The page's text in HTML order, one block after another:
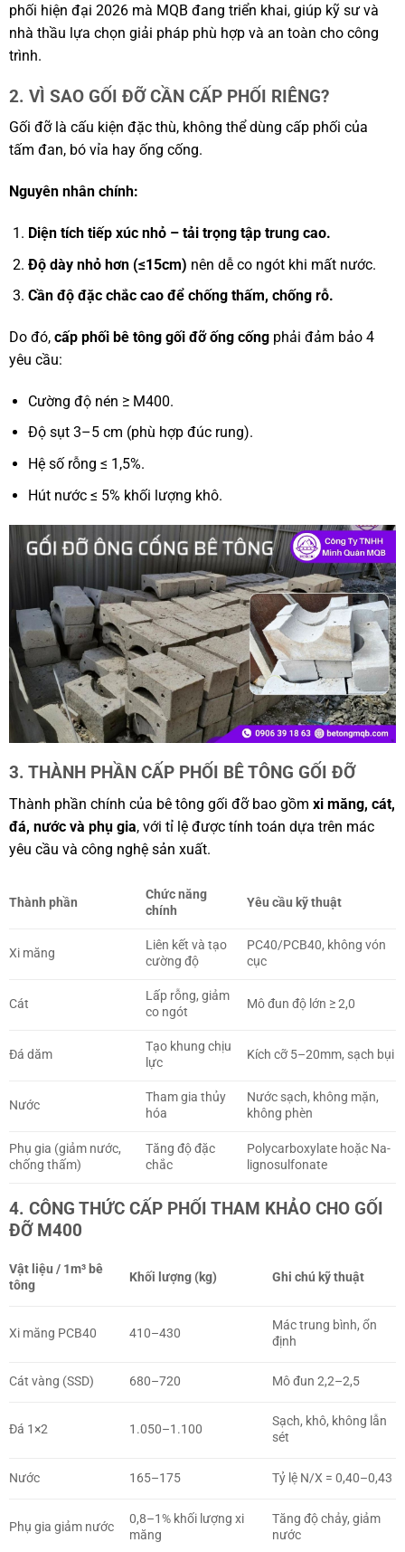
phối hiện đại 2026 mà MQB đang triển khai, giúp kỹ sư và
nhà thầu lựa chọn giải pháp phù hợp và an toàn cho công
trình.
2. VÌ SAO GỐI ĐỠ CẦN CẤP PHỐI RIÊNG?
Gối đỡ là cấu kiện đặc thù, không thể dùng cấp phối của
tấm đan, bó vỉa hay ống cống.
Nguyên nhân chính:
Diện tích tiếp xúc nhỏ – tải trọng tập trung cao.
Độ dày nhỏ hơn (≤15cm) nên dễ co ngót khi mất nước.
Cần độ đặc chắc cao để chống thấm, chống rỗ.
Do đó, cấp phối bê tông gối đỡ ống cốngphải đảm bảo 4
yêu cầu:
Cường độ nén ≥ M400.
Độ sụt 3–5 cm (phù hợp đúc rung).
Hệ số rỗng ≤ 1,5%.
Hút nước ≤ 5% khối lượng khô.
3. THÀNH PHẦN CẤP PHỐI BÊ TÔNG GỐI ĐỠ
Thành phần chính của bê tông gối đỡ bao gồm xi măng, cát,
đá, nước và phụ gia, với tỉ lệ được tính toán dựa trên mác
yêu cầu và công nghệ sản xuất.
Thành phần
Chức năng
chính
Yêu cầu kỹ thuật
Xi măng
Liên kết và tạo
cường độ
PC40/PCB40, không vón
cục
Cát
Lấp rỗng, giảm
co ngót
Mô đun độ lớn ≥ 2,0
Đá dăm
Tạo khung chịu
lực
Kích cỡ 5–20mm, sạch bụi
Nước
Tham gia thủy
hóa
Nước sạch, không mặn,
không phèn
Phụ gia (giảm nước,
chống thấm)
Tăng độ đặc
chắc
Polycarboxylate hoặc Na-
lignosulfonate
4. CÔNG THỨC CẤP PHỐI THAM KHẢO CHO GỐI
ĐỠ M400
Vật liệu / 1m³ bê
tông
Khối lượng (kg) Ghi chú kỹ thuật
Xi măng PCB40 410–430
Mác trung bình, ổn
định
Cát vàng (SSD) 680–720 Mô đun 2,2–2,5
Đá 1×2 1.050–1.100
Sạch, khô, không lẫn
sét
Nước 165–175 Tỷ lệ N/X = 0,40–0,43
Phụ gia giảm nước
0,8–1% khối lượng xi
măng
Tăng độ chảy, giảm
nước